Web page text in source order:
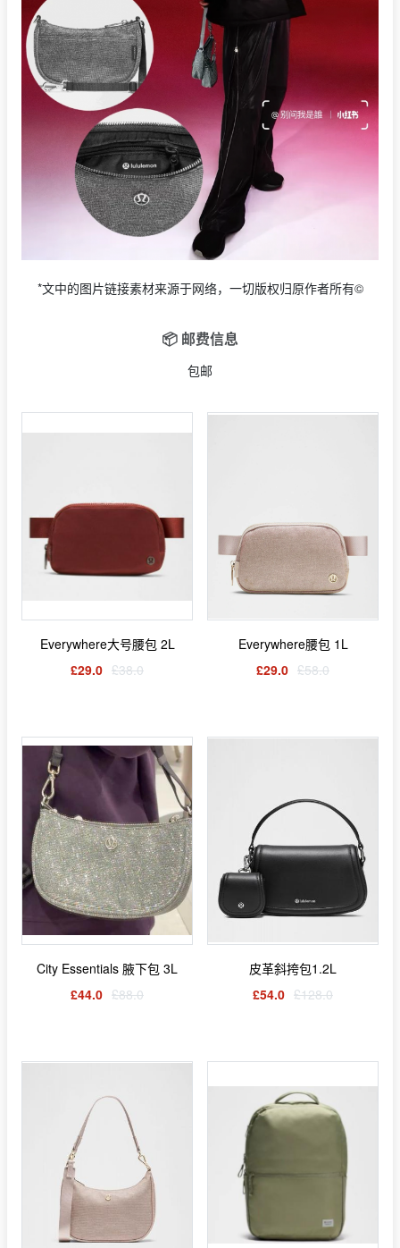
*文中的图片链接素材来源于网络，一切版权归原作者所有©
📦 邮费信息
包邮
Everywhere大号腰包 2L
£29.0 £38.0
Everywhere腰包 1L
£29.0 £58.0
City Essentials 腋下包 3L
£44.0 £88.0
皮革斜挎包1.2L
£54.0 £128.0